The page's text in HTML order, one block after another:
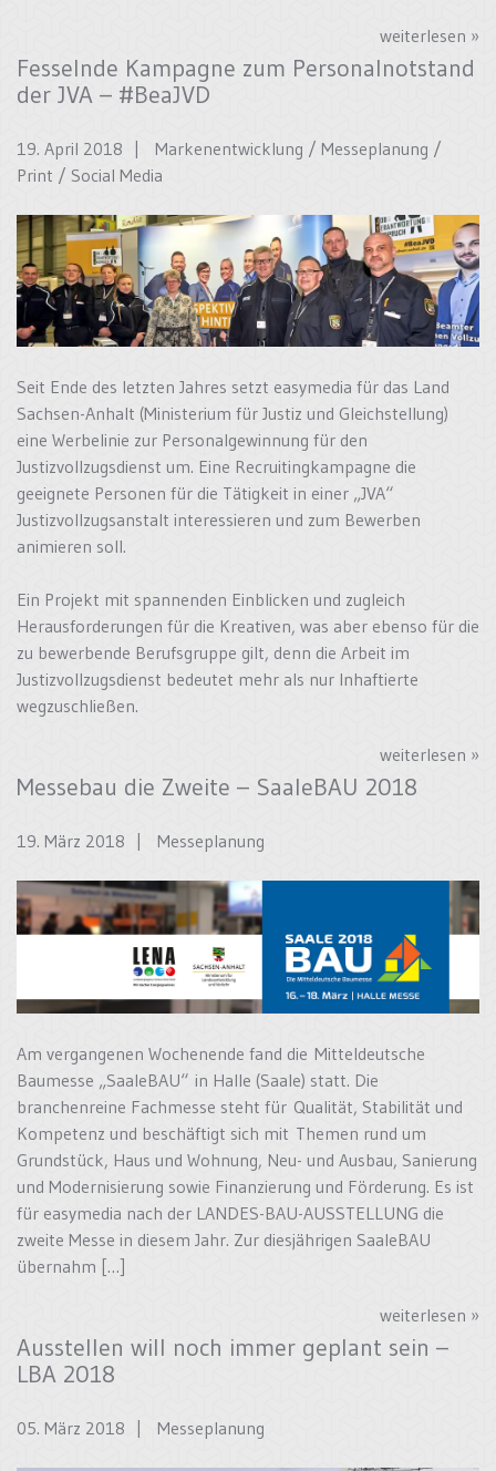
weiterlesen »
Fesselnde Kampagne zum Personalnotstand
der JVA – #BeaJVD
19. April 2018 | Markenentwicklung / Messeplanung /
Print / Social Media
Seit Ende des letzten Jahres setzt easymedia für das Land
Sachsen-Anhalt (Ministerium für Justiz und Gleichstellung)
eine Werbelinie zur Personalgewinnung für den
Justizvollzugsdienst um. Eine Recruitingkampagne die
geeignete Personen für die Tätigkeit in einer „JVA“
Justizvollzugsanstalt interessieren und zum Bewerben
animieren soll.
Ein Projekt mit spannenden Einblicken und zugleich
Herausforderungen für die Kreativen, was aber ebenso für die
zu bewerbende Berufsgruppe gilt, denn die Arbeit im
Justizvollzugsdienst bedeutet mehr als nur Inhaftierte
wegzuschließen.
weiterlesen »
Messebau die Zweite – SaaleBAU 2018
19. März 2018 | Messeplanung
Am vergangenen Wochenende fand die Mitteldeutsche
Baumesse „SaaleBAU“ in Halle (Saale) statt. Die
branchenreine Fachmesse steht für Qualität, Stabilität und
Kompetenz und beschäftigt sich mit Themen rund um
Grundstück, Haus und Wohnung, Neu- und Ausbau, Sanierung
und Modernisierung sowie Finanzierung und Förderung. Es ist
für easymedia nach der LANDES-BAU-AUSSTELLUNG die
zweite Messe in diesem Jahr. Zur diesjährigen SaaleBAU
übernahm […]
weiterlesen »
Ausstellen will noch immer geplant sein –
LBA 2018
05. März 2018 | Messeplanung